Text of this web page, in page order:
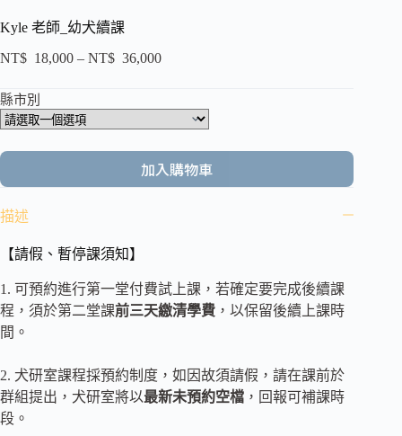
Kyle 老師_幼犬續課
NT$ 18,000 – NT$ 36,000
縣市別
加入購物車
描述
【請假、暫停課須知】
1. 可預約進行第一堂付費試上課，若確定要完成後續課
程，須於第二堂課前三天繳清學費 ，以保留後續上課時
間。
2. 犬研室課程採預約制度，如因故須請假，請在課前於
群組提出，犬研室將以最新未預約空檔 ，回報可補課時
段。